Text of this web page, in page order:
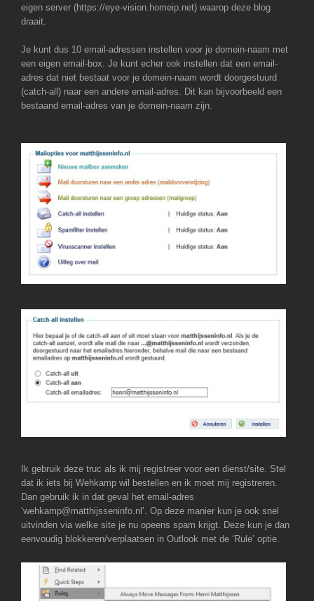
eigen server (https://eye-vision.homeip.net) waarop deze blog
draait.
Je kunt dus 10 email-adressen instellen voor je domein-naam met
een eigen email-box. Je kunt echer ook instellen dat een email-
adres dat niet bestaat voor je domein-naam wordt doorgestuurd
(catch-all) naar een andere email-adres. Dit kan bijvoorbeeld een
bestaand email-adres van je domein-naam zijn.
Ik gebruik deze truc als ik mij registreer voor een dienst/site. Stel
dat ik iets bij Wehkamp wil bestellen en ik moet mij registreren.
Dan gebruik ik in dat geval het email-adres
‘wehkamp@matthijsseninfo.nl’. Op deze manier kun je ook snel
uitvinden via welke site je nu opeens spam krijgt. Deze kun je dan
eenvoudig blokkeren/verplaatsen in Outlook met de ‘Rule’ optie.